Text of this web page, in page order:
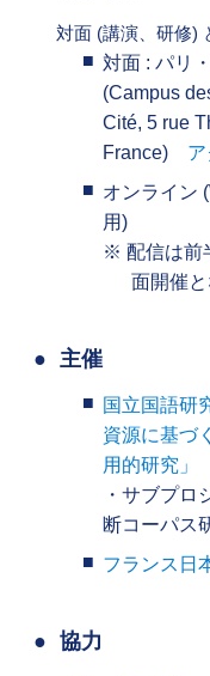
対面 (講演、研修)
対面 : パリ
(Campus
Cité, 5 rue
France)
オンライン
用)
配信は前
面開催と
主催
国立国語研
資源に基づ
用的研究」
・サブプロ
断コーパス
フランス日
協力